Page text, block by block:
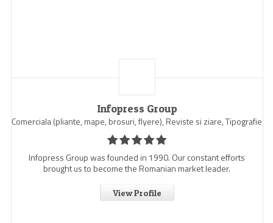
Infopress Group
Comerciala (pliante, mape, brosuri, flyere), Reviste si ziare, Tipografie
Infopress Group was founded in 1990. Our constant efforts
brought us to become the Romanian market leader.
View Profile